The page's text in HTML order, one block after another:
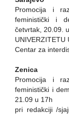
Promocija i
feministički i
četvrtak, 20.09.
UNIVERZITETU
Centar za
Zenica
Promocija i
feministički i
21.09 u 17h
pri redakciji /